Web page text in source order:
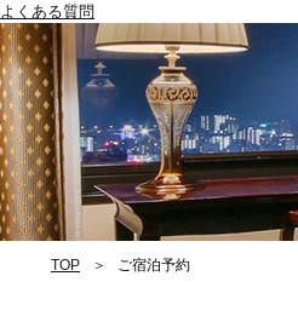
よくある質問
TOP ご宿泊予約